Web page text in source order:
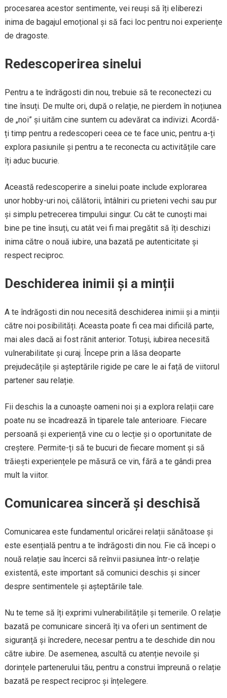
procesarea acestor sentimente, vei reuși să îți eliberezi
inima de bagajul emoțional și să faci loc pentru noi experiențe
de dragoste.
Redescoperirea sinelui
Pentru a te îndrăgosti din nou, trebuie să te reconectezi cu
tine însuți. De multe ori, după o relație, ne pierdem în noțiunea
de „noi” și uităm cine suntem cu adevărat ca indivizi. Acordă-
ți timp pentru a redescoperi ceea ce te face unic, pentru a-ți
explora pasiunile și pentru a te reconecta cu activitățile care
îți aduc bucurie.
Această redescoperire a sinelui poate include explorarea
unor hobby-uri noi, călătorii, întâlniri cu prieteni vechi sau pur
și simplu petrecerea timpului singur. Cu cât te cunoști mai
bine pe tine însuți, cu atât vei fi mai pregătit să îți deschizi
inima către o nouă iubire, una bazată pe autenticitate și
respect reciproc.
Deschiderea inimii și a minții
A te îndrăgosti din nou necesită deschiderea inimii și a minții
către noi posibilități. Aceasta poate fi cea mai dificilă parte,
mai ales dacă ai fost rănit anterior. Totuși, iubirea necesită
vulnerabilitate și curaj. Începe prin a lăsa deoparte
prejudecățile și așteptările rigide pe care le ai față de viitorul
partener sau relație.
Fii deschis la a cunoaște oameni noi și a explora relații care
poate nu se încadrează în tiparele tale anterioare. Fiecare
persoană și experiență vine cu o lecție și o oportunitate de
creștere. Permite-ți să te bucuri de fiecare moment și să
trăiești experiențele pe măsură ce vin, fără a te gândi prea
mult la viitor.
Comunicarea sinceră și deschisă
Comunicarea este fundamentul oricărei relații sănătoase și
este esențială pentru a te îndrăgosti din nou. Fie că începi o
nouă relație sau încerci să reînvii pasiunea într-o relație
existentă, este important să comunici deschis și sincer
despre sentimentele și așteptările tale.
Nu te teme să îți exprimi vulnerabilitățile și temerile. O relație
bazată pe comunicare sinceră îți va oferi un sentiment de
siguranță și încredere, necesar pentru a te deschide din nou
către iubire. De asemenea, ascultă cu atenție nevoile și
dorințele partenerului tău, pentru a construi împreună o relație
bazată pe respect reciproc și înțelegere.